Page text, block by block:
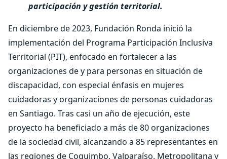
participación ygestión territorial.
En diciembre de 2023, Fundación Ronda inició la
implementación del Programa Participación Inclusiva
Territorial (PIT), enfocado en fortalecer a las
organizaciones de y para personas en situación de
discapacidad, con especial énfasis en mujeres
cuidadoras y organizaciones de personas cuidadoras
en Santiago. Tras casi un año de ejecución, este
proyecto ha beneficiado a más de 80 organizaciones
de la sociedad civil, alcanzando a 85 representantes en
las regiones de Coquimbo, Valparaíso, Metropolitana y